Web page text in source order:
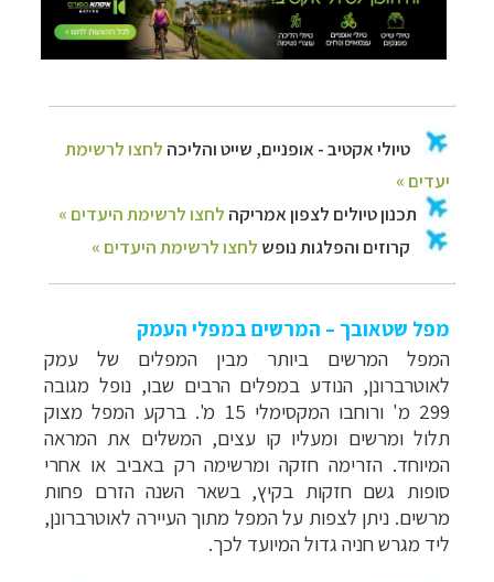
מפל שטאובך – המרשים במפלי העמק
המפל המרשים ביותר מבין המפלים של עמק
לאוטרברונן, הנודע במפלים הרבים שבו, נופל מגובה
299 מ' ורוחבו המקסימלי 15 מ'. ברקע המפל מצוק
תלול ומרשים ומעליו קו עצים, המשלים את המראה
המיוחד. הזרימה חזקה ומרשימה רק באביב או אחרי
סופות גשם חזקות בקיץ, בשאר השנה הזרם פחות
מרשים. ניתן לצפות על המפל מתוך העיירה לאוטרברונן,
ליד מגרש חניה גדול המיועד לכך.